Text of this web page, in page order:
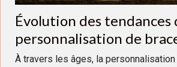
Évolution des tendances
personnalisation de
des générations
À travers les âges, la